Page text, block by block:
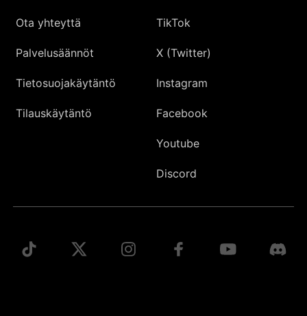
Ota yhteyttä
Palvelusäännöt
Tietosuojakäytäntö
Tilauskäytäntö
TikTok
X (Twitter)
Instagram
Facebook
Youtube
Discord